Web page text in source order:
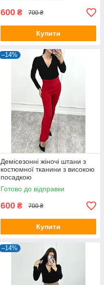
600 ₴ 700 ₴
Купити
–14%
Демісезонні жіночі штани з
костюмної тканини з високою
посадкою
Готово до відправки
600 ₴ 700 ₴
Купити
–14%